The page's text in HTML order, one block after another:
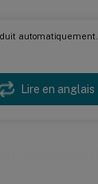
automatiquement.
Lire en anglais